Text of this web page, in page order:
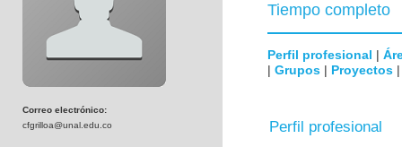
Correo electrónico:
cfgrilloa@unal.edu.co
Tiempo completo
Perfil profesional |
| Grupos | Proyectos
Perfil profesional